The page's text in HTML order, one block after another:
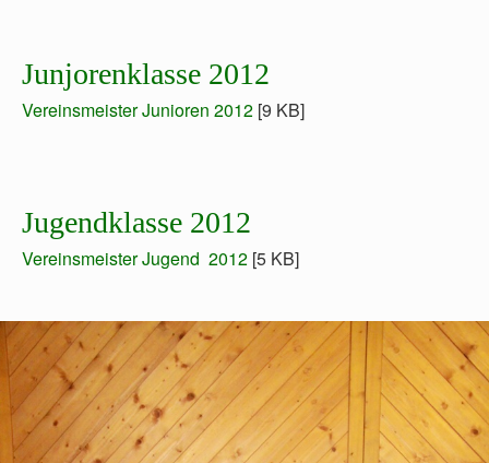
Junjorenklasse 2012
Vereinsmeister Junioren 2012 [9 KB]
Jugendklasse 2012
Vereinsmeister Jugend 2012 [5 KB]